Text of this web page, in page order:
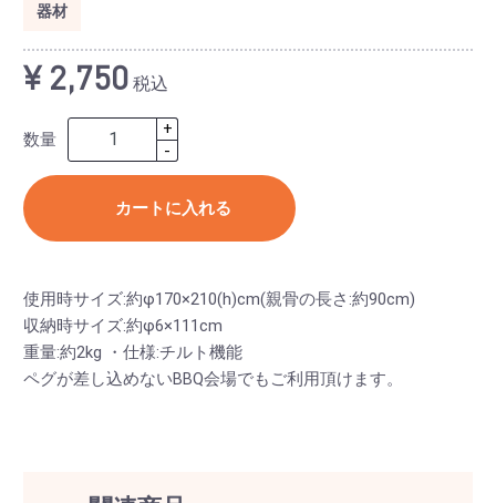
器材
¥ 2,750 税込
数量
+
-
カートに入れる
使用時サイズ:約φ170×210(h)cm(親骨の長さ:約90cm)
収納時サイズ:約φ6×111cm
重量:約2kg ・仕様:チルト機能
ペグが差し込めないBBQ会場でもご利用頂けます。